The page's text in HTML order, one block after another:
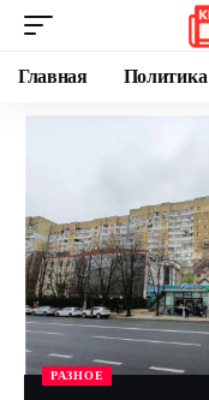
Главная Политика
РАЗНОЕ